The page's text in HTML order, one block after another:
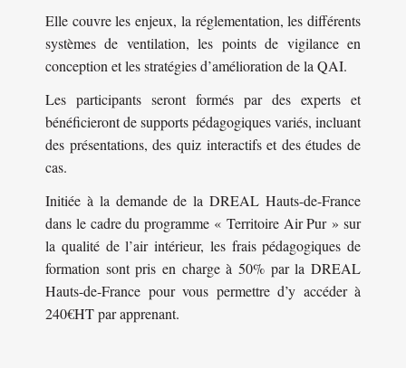
Elle couvre les enjeux, la réglementation, les différents
systèmes de ventilation, les points de vigilance en
conception et les stratégies d’amélioration de la QAI.
Les participants seront formés par des experts et
bénéficieront de supports pédagogiques variés, incluant
des présentations, des quiz interactifs et des études de
cas.
Initiée à la demande de la DREAL Hauts-de-France
dans le cadre du programme « Territoire Air Pur » sur
la qualité de l’air intérieur, les frais pédagogiques de
formation sont pris en charge à 50% par la DREAL
Hauts-de-France pour vous permettre d’y accéder à
240€HT par apprenant.